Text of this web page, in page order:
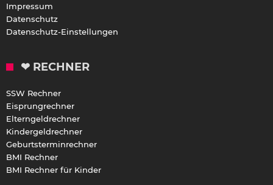
Impressum
Datenschutz
Datenschutz-Einstellungen
❤ RECHNER
SSW Rechner
Eisprungrechner
Elterngeldrechner
Kindergeldrechner
Geburtsterminrechner
BMI Rechner
BMI Rechner für Kinder